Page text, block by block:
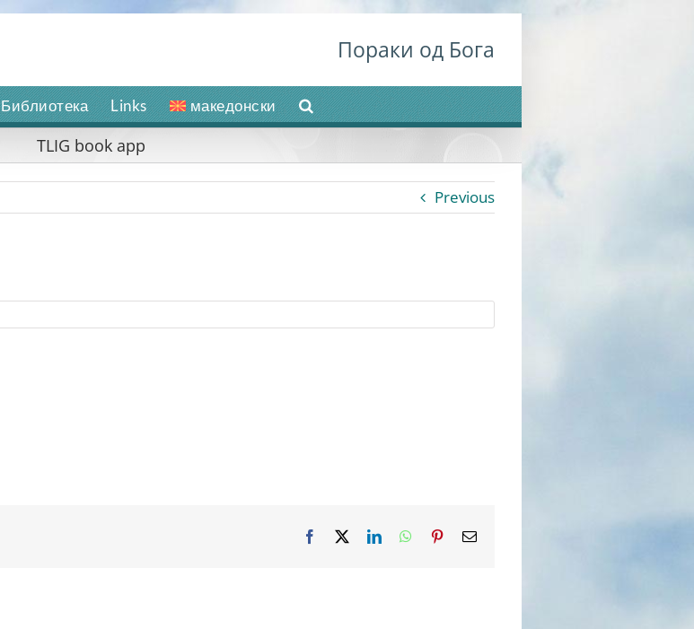
Пораки од Бога
Библиотека Links македонски
TLIG book app
Previous
Facebook LinkedInWhatsApp
PinterestEmail